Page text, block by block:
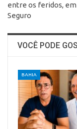
entre os feridos,
Seguro
VOCÊ PODE
BAHIA